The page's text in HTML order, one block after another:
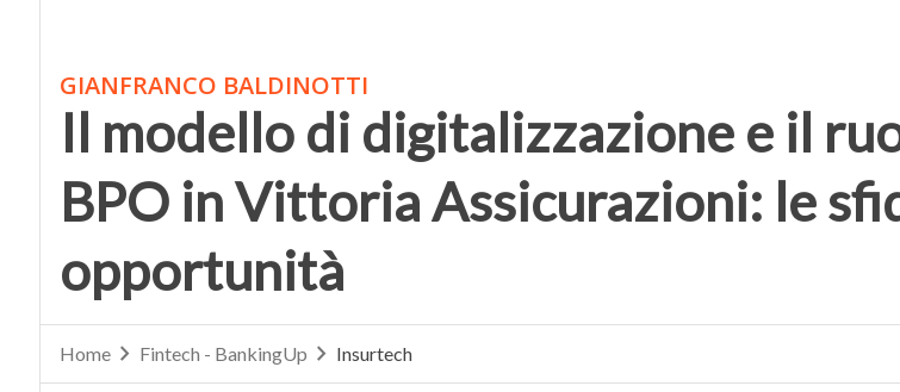
GIANFRANCO BALDINOTTI
Il modello di digitalizzazione e il
BPO in Vittoria Assicurazioni: le
opportunità
Home Fintech - BankingUp Insurtech